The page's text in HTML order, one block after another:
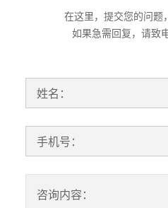
在这里，提交您的问题
如果急需回复，请致
姓名：
手机号：
咨询内容：